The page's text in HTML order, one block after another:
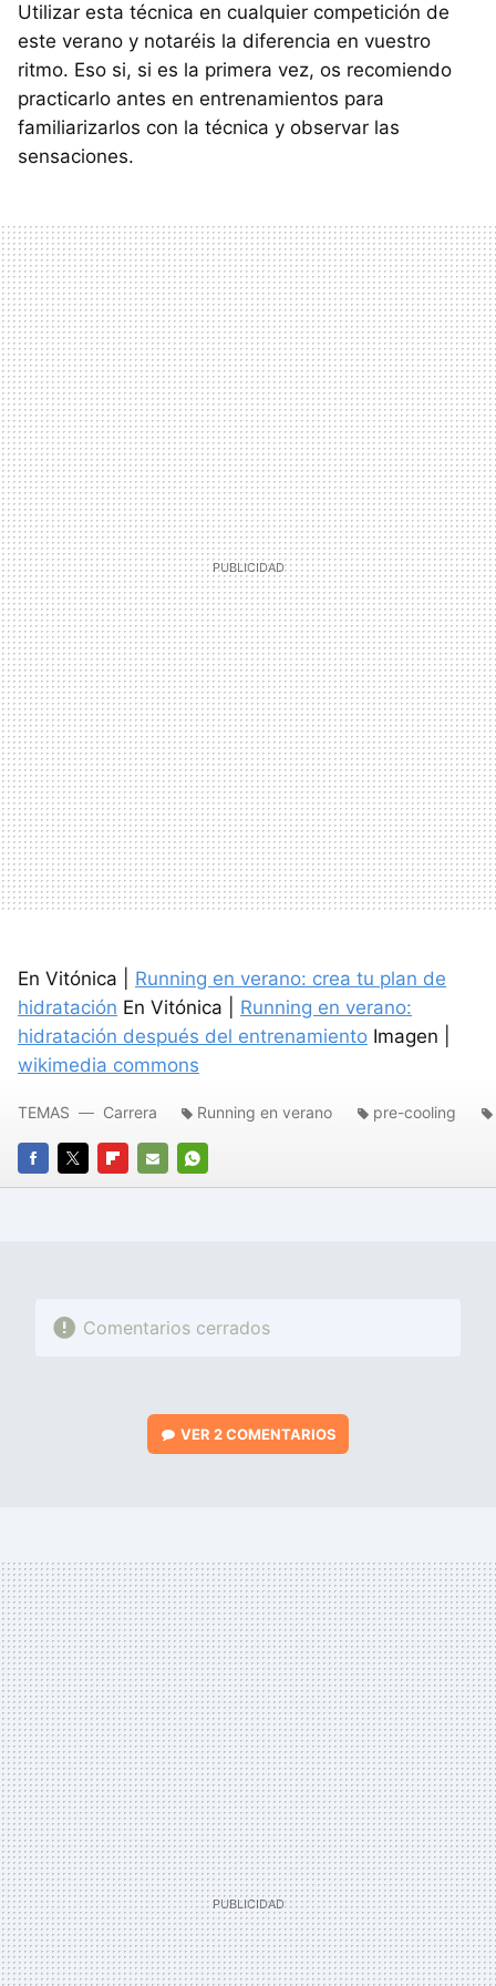
Utilizar esta técnica en cualquier competición de
este verano y notaréis la diferencia en vuestro
ritmo. Eso si, si es la primera vez, os recomiendo
practicarlo antes en entrenamientos para
familiarizarlos con la técnica y observar las
sensaciones.
En Vitónica | Running en verano: crea tu plan de
hidratación En Vitónica | Running en verano:
hidratación después del entrenamiento Imagen |
wikimedia commons
FACEBOOK
TWITTERFLIPBOARD
E-
WHATSAPP
TEMAS Carrera Running en verano pre-cooling
Comentarios cerrados
VER2 COMENTARIOS